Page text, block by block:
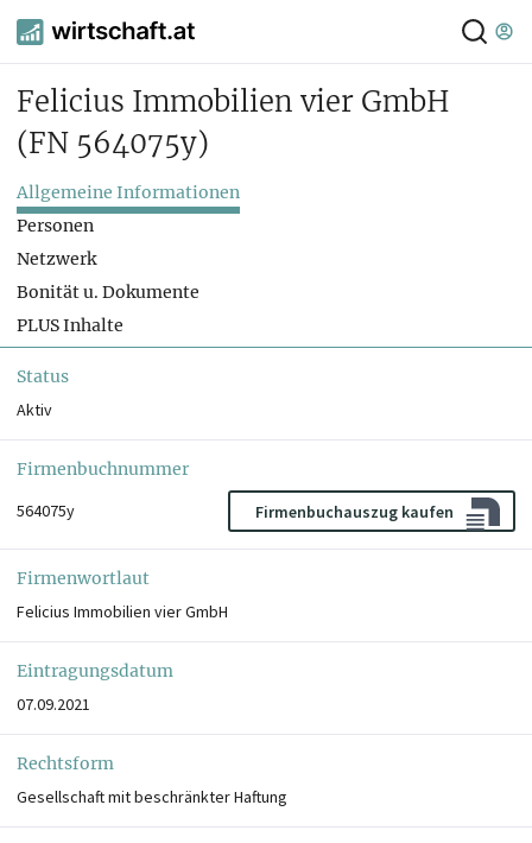
Felicius Immobilien vier GmbH
(FN 564075y)
Allgemeine Informationen
Personen
Netzwerk
Bonität u. Dokumente
PLUS Inhalte
Status
Aktiv
Firmenbuchnummer
564075y
Firmenbuchauszug kaufen
Firmenwortlaut
Felicius Immobilien vier GmbH
Eintragungsdatum
07.09.2021
Rechtsform
Gesellschaft mit beschränkter Haftung